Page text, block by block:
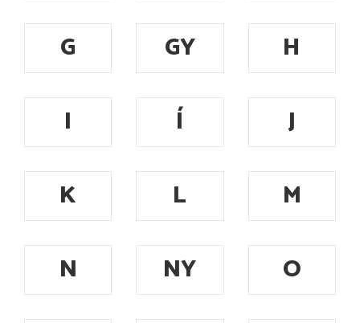
G
GY
H
I
Í
J
K
L
M
N
NY
O